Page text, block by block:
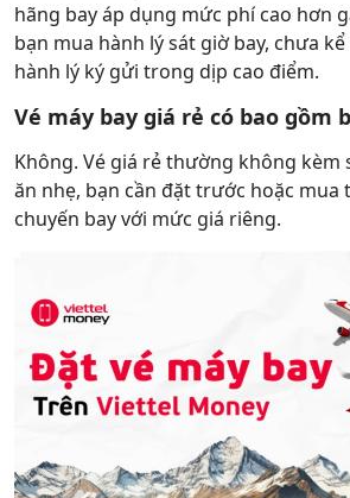
hãng bay áp dụng mức phí cao hơn
bạn mua hành lý sát giờ bay, chưa
hành lý ký gửi trong dịp cao điểm.
Vé máy bay giá rẻ có bao gồm
Không. Vé giá rẻ thường không kèm
ăn nhẹ, bạn cần đặt trước hoặc mua
chuyến bay với mức giá riêng.